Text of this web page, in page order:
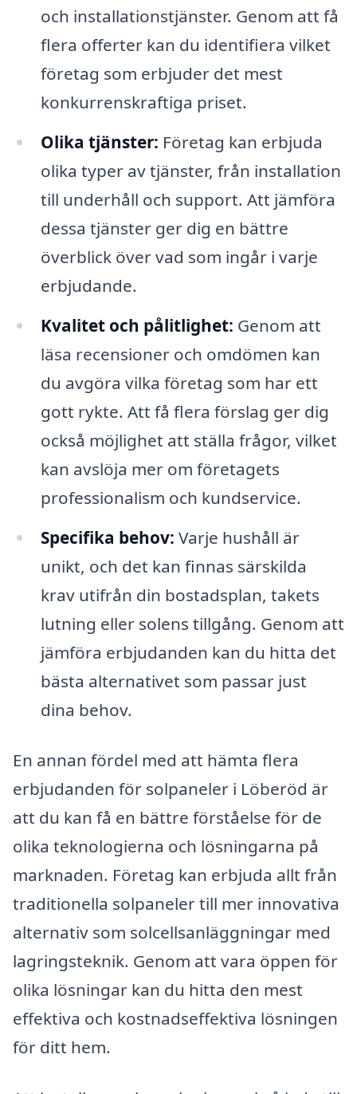
och installationstjänster. Genom att få
flera offerter kan du identifiera vilket
företag som erbjuder det mest
konkurrenskraftiga priset.
Olika tjänster: Företag kan erbjuda
olika typer av tjänster, från installation
till underhåll och support. Att jämföra
dessa tjänster ger dig en bättre
överblick över vad som ingår i varje
erbjudande.
Kvalitet och pålitlighet: Genom att
läsa recensioner och omdömen kan
du avgöra vilka företag som har ett
gott rykte. Att få flera förslag ger dig
också möjlighet att ställa frågor, vilket
kan avslöja mer om företagets
professionalism och kundservice.
Specifika behov: Varje hushåll är
unikt, och det kan finnas särskilda
krav utifrån din bostadsplan, takets
lutning eller solens tillgång. Genom att
jämföra erbjudanden kan du hitta det
bästa alternativet som passar just
dina behov.
En annan fördel med att hämta flera
erbjudanden för solpaneler i Löberöd är
att du kan få en bättre förståelse för de
olika teknologierna och lösningarna på
marknaden. Företag kan erbjuda allt från
traditionella solpaneler till mer innovativa
alternativ som solcellsanläggningar med
lagringsteknik. Genom att vara öppen för
olika lösningar kan du hitta den mest
effektiva och kostnadseffektiva lösningen
för ditt hem.